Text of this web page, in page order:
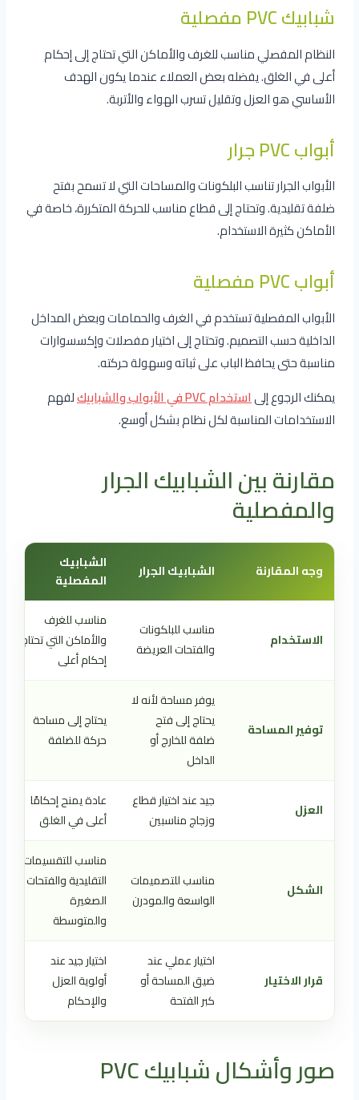
شبابيك PVC مفصلية
النظام المفصلي مناسب للغرف والأماكن التي تحتاج إلى إحكام
أعلى في الغلق. يفضله بعض العملاء عندما يكون الهدف
الأساسي هو العزل وتقليل تسرب الهواء والأتربة.
أبواب PVC جرار
الأبواب الجرار تناسب البلكونات والمساحات التي لا تسمح بفتح
ضلفة تقليدية. وتحتاج إلى قطاع مناسب للحركة المتكررة، خاصة في
الأماكن كثيرة الاستخدام.
أبواب PVC مفصلية
الأبواب المفصلية تستخدم في الغرف والحمامات وبعض المداخل
الداخلية حسب التصميم. وتحتاج إلى اختيار مفصلات وإكسسوارات
مناسبة حتى يحافظ الباب على ثباته وسهولة حركته.
يمكنك الرجوع إلىاستخدام PVC في الأبواب والشبابيك
لفهم
الاستخدامات المناسبة لكل نظام بشكل أوسع.
مقارنة بين الشبابيك الجرار
والمفصلية
وجه المقارنة الشبابيك الجرار
الشبابيك
المفصلية
الاستخدام
مناسب للبلكونات
والفتحات العريضة
مناسب للغرف
والأماكن التي تحتاج
إحكام أعلى
توفير المساحة
يوفر مساحة لأنه لا
يحتاج إلى فتح
ضلفة للخارج أو
الداخل
يحتاج إلى مساحة
حركة للضلفة
العزل
جيد عند اختيار قطاع
وزجاج مناسبين
عادة يمنح إحكامًا
أعلى في الغلق
الشكل
مناسب للتصميمات
الواسعة والمودرن
مناسب للتقسيمات
التقليدية والفتحات
الصغيرة
والمتوسطة
قرار الاختيار
اختيار عملي عند
ضيق المساحة أو
كبر الفتحة
اختيار جيد عند
أولوية العزل
والإحكام
صور وأشكال شبابيك PVC